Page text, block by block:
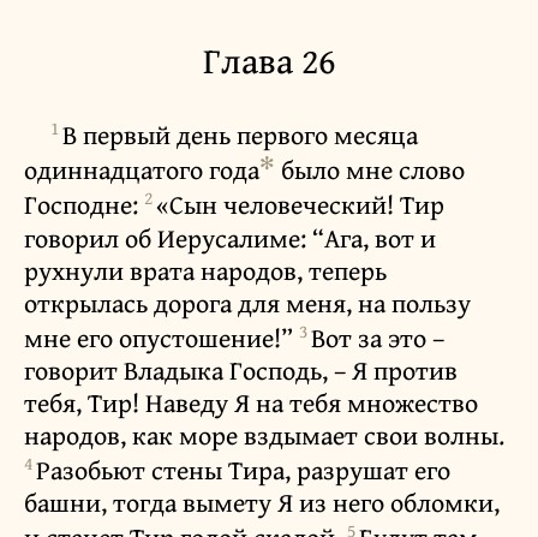
Глава 26
1В первый день первого месяца
одиннадцатого года✻ было мне слово
Господне: 2«Сын человеческий! Тир
говорил об Иерусалиме: “Ага, вот и
рухнули врата народов, теперь
открылась дорога для меня, на пользу
мне его опустошение!” 3Вот за это –
говорит Владыка Господь, – Я против
тебя, Тир! Наведу Я на тебя множество
народов, как море вздымает свои волны.
4Разобьют стены Тира, разрушат его
башни, тогда вымету Я из него обломки,
5